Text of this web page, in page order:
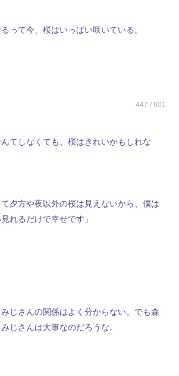
って今、桜はいっぱい咲いている。
447 / 601
てしなくても、桜はきれいかもしれな
て夕方や夜以外の桜は見えないから、僕は
れるだけで幸せです」
じさんの関係はよく分からない。でも森
じさんは大事なのだろうな。